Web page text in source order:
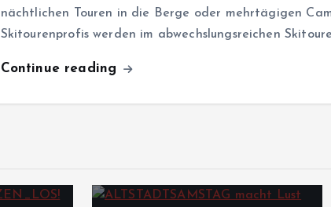
nächtlichen Touren in die Berge oder mehrtägigen
Skitourenprofis werden im abwechslungsreichen
Continue reading